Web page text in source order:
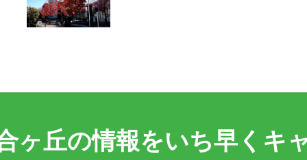
ヶ丘の情報をいち早くキ